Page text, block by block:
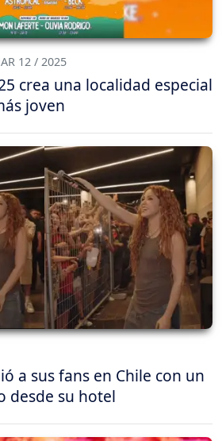
12 / 2025
crea una localidad especial
joven
a sus fans en Chile con un
desde su hotel